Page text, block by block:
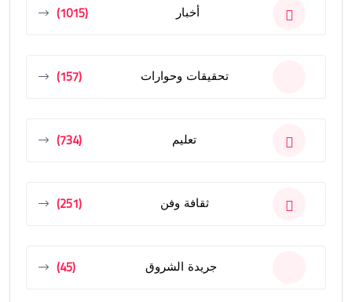
أخبار (1015)
تحقيقات وحوارات (157)
تعليم (734)
ثقافة وفن (251)
جريدة الشروق (45)